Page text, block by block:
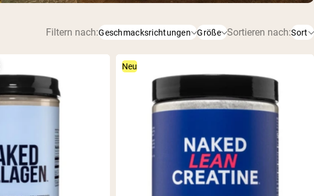
Filtern nach:Geschmacksrichtungen
1,1LB
Fruchtpunsch
Geschmacksneutral
Himbeere Limette
Größe
232g
30 Portionen
Sortieren nach:Sort
Neu